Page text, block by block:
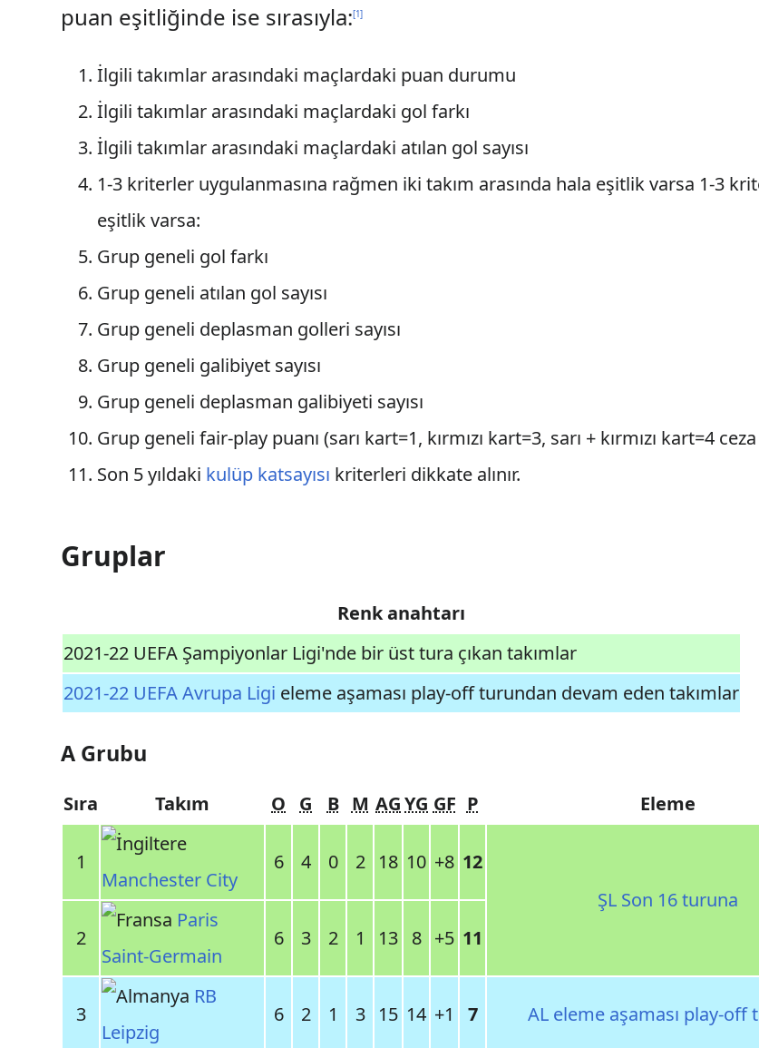
puan eşitliğinde ise sırasıyla:[1]
İlgili takımlar arasındaki maçlardaki puan durumu
İlgili takımlar arasındaki maçlardaki gol farkı
İlgili takımlar arasındaki maçlardaki atılan gol sayısı
1-3 kriterler uygulanmasına rağmen iki takım arasında hala eşitlik varsa 1-3
eşitlik varsa:
Grup geneli gol farkı
Grup geneli atılan gol sayısı
Grup geneli deplasman golleri sayısı
Grup geneli galibiyet sayısı
Grup geneli deplasman galibiyeti sayısı
Grup geneli fair-play puanı (sarı kart=1, kırmızı kart=3, sarı + kırmızı kart=4
Son 5 yıldaki kulüp katsayısı kriterleri dikkate alınır.
Gruplar
Renk anahtarı
2021-22 UEFA Şampiyonlar Ligi'nde bir üst tura çıkan takımlar
2021-22 UEFA Avrupa Ligi eleme aşaması play-off turundan devam eden takımlar
A Grubu
Sıra Takım O G B M AGYG GF P Eleme
1
Manchester City
6 4 0 2 18 10 +8 12
ŞL Son 16 turuna
2
Paris
Saint-Germain
6 3 2 1 13 8 +5 11
3
RB
Leipzig
6 2 1 3 15 14 +1 7 AL eleme aşaması play-off